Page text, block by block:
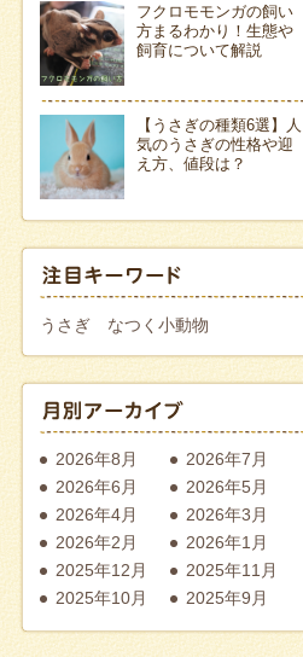
フクロモモンガの飼い
方まるわかり！生態や
飼育について解説
【うさぎの種類6選】人
気のうさぎの性格や迎
え方、値段は？
うさぎ なつく小動物
2026年8月
2026年7月
2026年6月
2026年5月
2026年4月
2026年3月
2026年2月
2026年1月
2025年12月
2025年11月
2025年10月
2025年9月